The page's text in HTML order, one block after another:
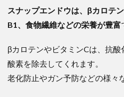
スナップエンドウは、βカロテ
B1、食物繊維などの栄養が豊富
βカロテンやビタミンCは、抗
酸素を除去してくれます。
老化防止やガン予防などの様々